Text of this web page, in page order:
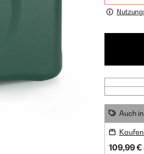
Auch
109,99 €